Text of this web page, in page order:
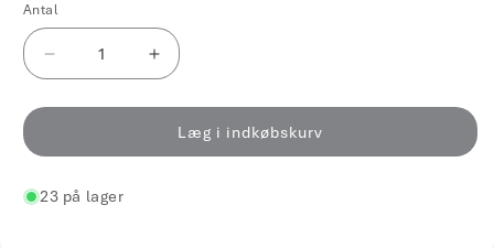
Antal
Reducer
antallet
for
Punch
engangs
Øg
antallet
for
Skin
Punch
Læg i indkøbskurv
23 på lager